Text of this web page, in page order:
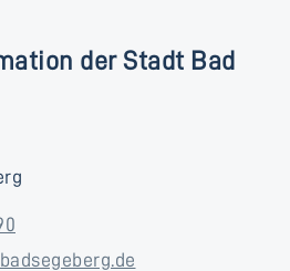
der Stadt Bad